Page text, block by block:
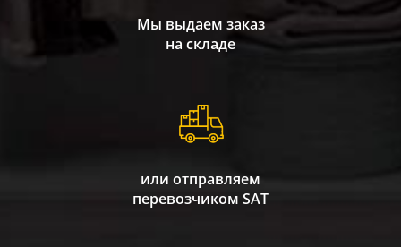
Мы выдаем заказ
на складе
или отправляем
перевозчиком SAT